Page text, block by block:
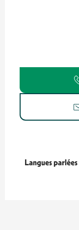
Langues parlées
Langues parlées